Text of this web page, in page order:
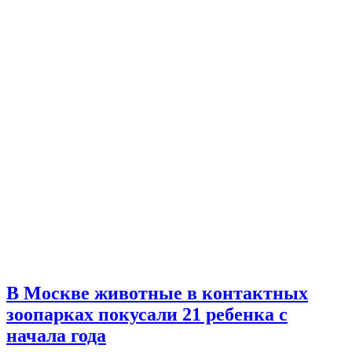
В Москве животные в контактных
зоопарках покусали 21 ребенка с
начала года